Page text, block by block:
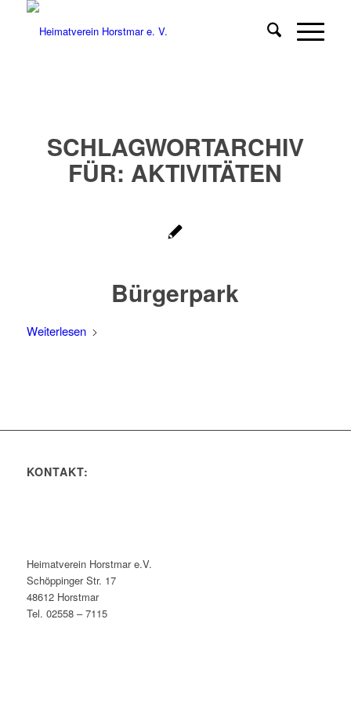
SCHLAGWORTARCHIV
FÜR: AKTIVITÄTEN
Bürgerpark
Weiterlesen
KONTAKT:
Heimatverein Horstmar e.V.
Schöppinger Str. 17
48612 Horstmar
Tel. 02558 – 7115